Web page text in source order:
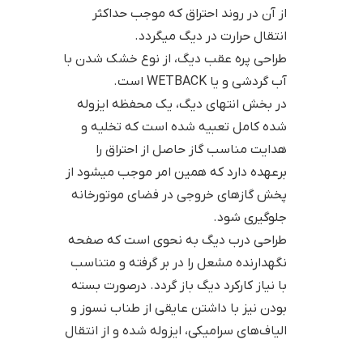
از آن در روند احتراق که موجب حداکثر
انتقال حرارت در دیگ میگردد.
طراحی پره عقب دیگ، از نوع خشک شدن با
آب گردشی و یا WETBACK است.
در بخش انتهای دیگ، یک محفظه ایزوله
شده کامل تعبیه شده است که تخلیه و
هدایت مناسب گاز حاصل از احتراق را
برعهده دارد که همین امر موجب میشود از
پخش گازهای خروجی در فضای موتورخانه
جلوگیری شود.
طراحی درب دیگ به نحوی است که صفحه
نگهدارنده مشعل را در بر گرفته و متناسب
با نیاز کارکرد دیگ باز گردد. درصورت بسته
بودن نیز با داشتن عایقی از طناب نسوز و
الیاف‌های سرامیکی، ایزوله شده و از انتقال